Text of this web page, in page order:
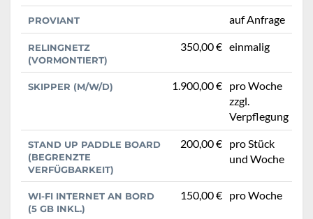
PROVIANT auf Anfrage
RELINGNETZ
(VORMONTIERT)
350,00 € einmalig
SKIPPER (M/W/D) 1.900,00 € pro Woche
zzgl.
Verpflegung
STAND UP PADDLE BOARD
(BEGRENZTE
VERFÜGBARKEIT)
200,00 € pro Stück
und Woche
WI-FI INTERNET AN BORD
(5 GB INKL.)
150,00 € pro Woche